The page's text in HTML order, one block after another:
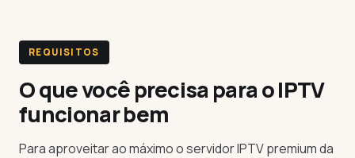
REQUISITOS
O que você precisa para o IPTV
funcionar bem
Para aproveitar ao máximo o servidor IPTV premium da